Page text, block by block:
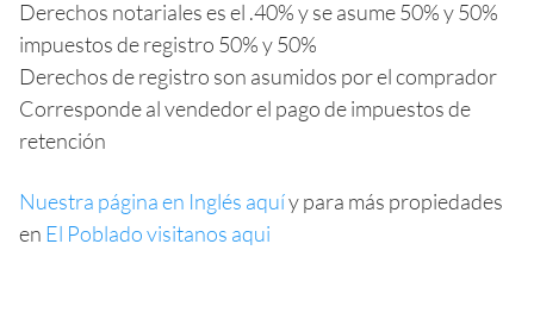
Derechos notariales es el .40% y se asume 50% y 50%
impuestos de registro 50% y 50%
Derechos de registro son asumidos por el comprador
Corresponde al vendedor el pago de impuestos de
retención
Nuestra página en Inglés aquíy para más propiedades
en El Poblado visitanos aqui